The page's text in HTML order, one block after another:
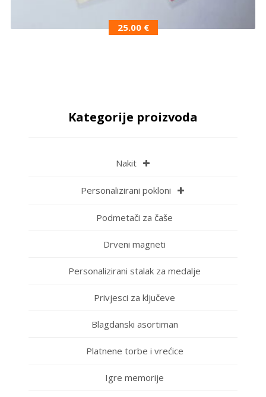
25.00 €
Kategorije proizvoda
Nakit
Personalizirani pokloni
Podmetači za čaše
Drveni magneti
Personalizirani stalak za medalje
Privjesci za ključeve
Blagdanski asortiman
Platnene torbe i vrećice
Igre memorije